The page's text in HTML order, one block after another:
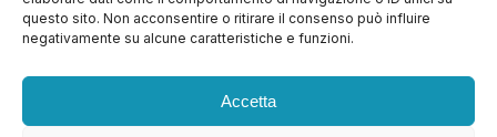
questo sito. Non acconsentire o ritirare il consenso può influire
negativamente su alcune caratteristiche e funzioni.
Accetta
Cookie Policy
Termini e Condizioni